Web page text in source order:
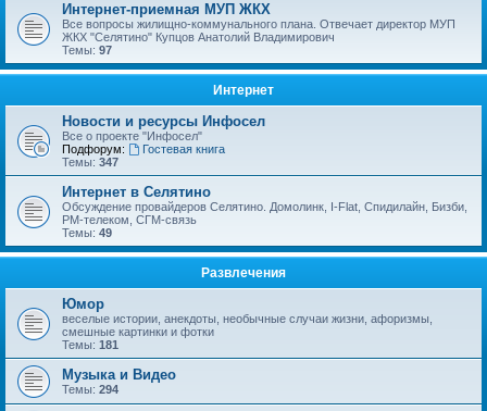
Интернет-приемная МУП ЖКХ
Все вопросы жилищно-коммунального плана. Отвечает директор МУП
ЖКХ "Селятино" Купцов Анатолий Владимирович
Темы: 97
Интернет
Новости и ресурсы Инфосел
Все о проекте "Инфосел"
Подфорум:
Гостевая книга
Темы: 347
Интернет в Селятино
Обсуждение провайдеров Селятино. Домолинк, I-Flat, Спидилайн, Бизби,
РМ-телеком, СГМ-связь
Темы: 49
Развлечения
Юмор
веселые истории, анекдоты, необычные случаи жизни, афоризмы,
смешные картинки и фотки
Темы: 181
Музыка и Видео
Темы: 294